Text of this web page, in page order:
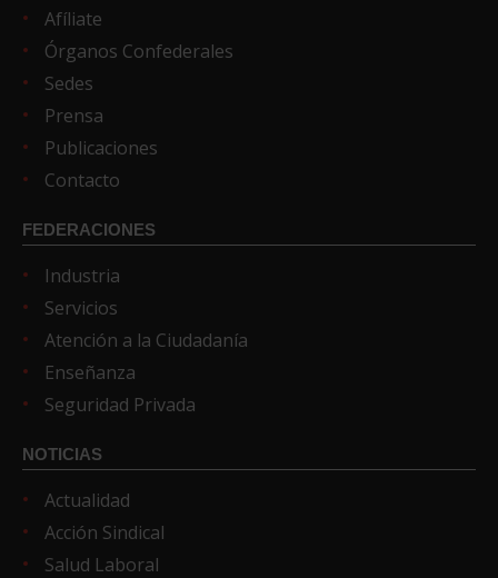
Afíliate
Órganos Confederales
Sedes
Prensa
Publicaciones
Contacto
FEDERACIONES
Industria
Servicios
Atención a la Ciudadanía
Enseñanza
Seguridad Privada
NOTICIAS
Actualidad
Acción Sindical
Salud Laboral